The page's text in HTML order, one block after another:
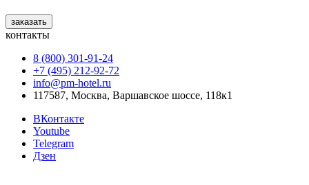
заказать
контакты
8 (800) 301‑91‑24
+7 (495) 212‑92‑72
info@pm-hotel.ru
117587, Москва, Варшавское шоссе, 118к1
ВКонтакте
Youtube
Telegram
Дзен